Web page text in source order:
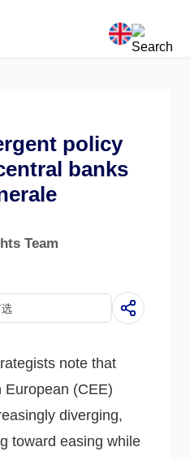
policy
banks
Team
note that
European (CEE)
diverging,
toward easing while